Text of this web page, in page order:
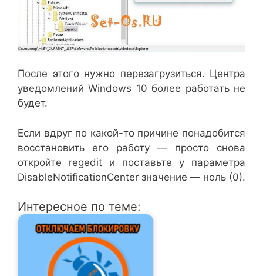
После этого нужно перезагрузиться. Центра
уведомлений Windows 10 более работать не
будет.
Если вдруг по какой-то причине понадобится
восстановить его работу — просто снова
откройте regedit и поставьте у параметра
DisableNotificationCenter значение — ноль (0).
Интересное по теме: